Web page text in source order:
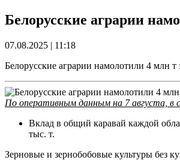
Белорусские аграрии
07.08.2025 | 11:18
Белорусские аграрии намолотили 4 млн т
По оперативным данным на 7 августа, в
Вклад в общий каравай каждой
тыс. т.
Зерновые и зернобобовые культуры без